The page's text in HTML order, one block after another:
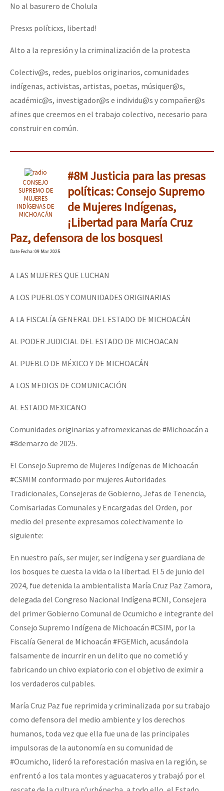
No al basurero de Cholula
Presxs políticxs, libertad!
Alto a la represión y la criminalización de la protesta
Colectiv@s, redes, pueblos originarios, comunidades
indígenas, activistas, artistas, poetas, músiquer@s,
académic@s, investigador@s e individu@s y compañer@s
afines que creemos en el trabajo colectivo, necesario para
construir en común.
CONSEJO
SUPREMO DE
MUJERES
INDÍGENAS DE
MICHOACÁN
#8M Justicia para las presas
políticas: Consejo Supremo
de Mujeres Indígenas,
¡Libertad para María Cruz
Paz, defensora de los bosques!
DateFecha: 09 Mar 2025
A LAS MUJERES QUE LUCHAN
A LOS PUEBLOS Y COMUNIDADES ORIGINARIAS
A LA FISCALÍA GENERAL DEL ESTADO DE MICHOACÁN
AL PODER JUDICIAL DEL ESTADO DE MICHOACAN
AL PUEBLO DE MÉXICO Y DE MICHOACÁN
A LOS MEDIOS DE COMUNICACIÓN
AL ESTADO MEXICANO
Comunidades originarias y afromexicanas de #Michoacán a
#8demarzo de 2025.
El Consejo Supremo de Mujeres Indígenas de Michoacán
#CSMIM conformado por mujeres Autoridades
Tradicionales, Consejeras de Gobierno, Jefas de Tenencia,
Comisariadas Comunales y Encargadas del Orden, por
medio del presente expresamos colectivamente lo
siguiente:
En nuestro país, ser mujer, ser indígena y ser guardiana de
los bosques te cuesta la vida o la libertad. El 5 de junio del
2024, fue detenida la ambientalista María Cruz Paz Zamora,
delegada del Congreso Nacional Indígena #CNI, Consejera
del primer Gobierno Comunal de Ocumicho e integrante del
Consejo Supremo Indígena de Michoacán #CSIM, por la
Fiscalía General de Michoacán #FGEMich, acusándola
falsamente de incurrir en un delito que no cometió y
fabricando un chivo expiatorio con el objetivo de eximir a
los verdaderos culpables.
María Cruz Paz fue reprimida y criminalizada por su trabajo
como defensora del medio ambiente y los derechos
humanos, toda vez que ella fue una de las principales
impulsoras de la autonomía en su comunidad de
#Ocumicho, lideró la reforestación masiva en la región, se
enfrentó a los tala montes y aguacateros y trabajó por el